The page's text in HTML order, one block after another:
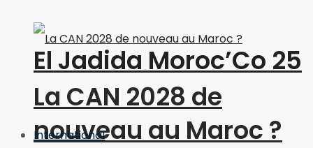
La CAN 2028 de
nouveau au Maroc ?
El Jadida Moroc’Co 25
International